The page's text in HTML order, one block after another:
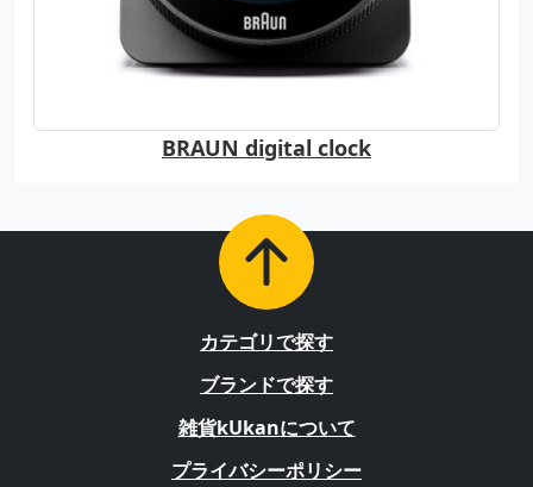
BRAUN digital clock
カテゴリで探す
ブランドで探す
雑貨kUkanについて
プライバシーポリシー